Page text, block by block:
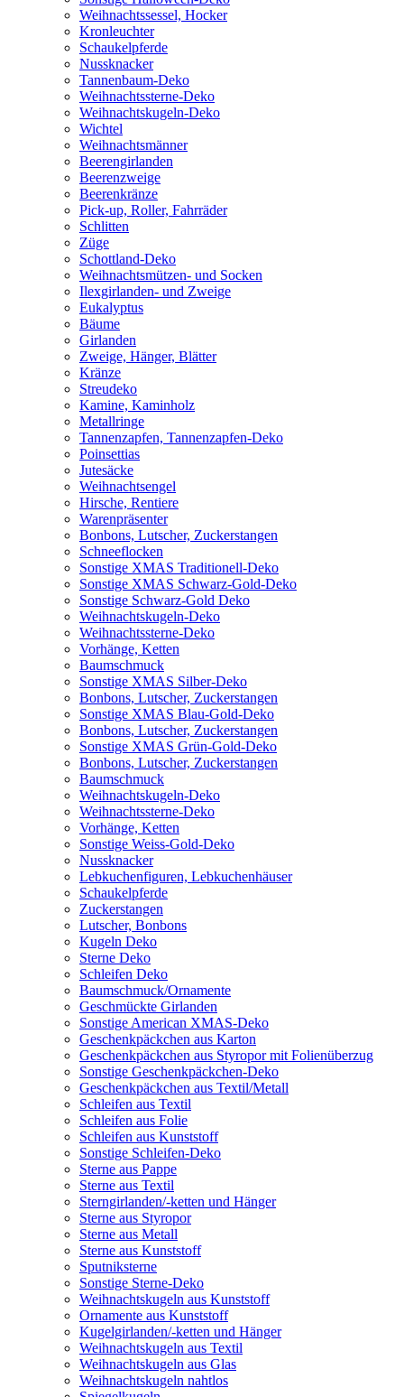
Weihnachtssessel, Hocker
Kronleuchter
Schaukelpferde
Nussknacker
Tannenbaum-Deko
Weihnachtssterne-Deko
Weihnachtskugeln-Deko
Wichtel
Weihnachtsmänner
Beerengirlanden
Beerenzweige
Beerenkränze
Pick-up, Roller, Fahrräder
Schlitten
Züge
Schottland-Deko
Weihnachtsmützen- und Socken
Ilexgirlanden- und Zweige
Eukalyptus
Bäume
Girlanden
Zweige, Hänger, Blätter
Kränze
Streudeko
Kamine, Kaminholz
Metallringe
Tannenzapfen, Tannenzapfen-Deko
Poinsettias
Jutesäcke
Weihnachtsengel
Hirsche, Rentiere
Warenpräsenter
Bonbons, Lutscher, Zuckerstangen
Schneeflocken
Sonstige XMAS Traditionell-Deko
Sonstige XMAS Schwarz-Gold-Deko
Sonstige Schwarz-Gold Deko
Weihnachtskugeln-Deko
Weihnachtssterne-Deko
Vorhänge, Ketten
Baumschmuck
Sonstige XMAS Silber-Deko
Bonbons, Lutscher, Zuckerstangen
Sonstige XMAS Blau-Gold-Deko
Bonbons, Lutscher, Zuckerstangen
Sonstige XMAS Grün-Gold-Deko
Bonbons, Lutscher, Zuckerstangen
Baumschmuck
Weihnachtskugeln-Deko
Weihnachtssterne-Deko
Vorhänge, Ketten
Sonstige Weiss-Gold-Deko
Nussknacker
Lebkuchenfiguren, Lebkuchenhäuser
Schaukelpferde
Zuckerstangen
Lutscher, Bonbons
Kugeln Deko
Sterne Deko
Schleifen Deko
Baumschmuck/Ornamente
Geschmückte Girlanden
Sonstige American XMAS-Deko
Geschenkpäckchen aus Karton
Geschenkpäckchen aus Styropor mit Folienüberzug
Sonstige Geschenkpäckchen-Deko
Geschenkpäckchen aus Textil/Metall
Schleifen aus Textil
Schleifen aus Folie
Schleifen aus Kunststoff
Sonstige Schleifen-Deko
Sterne aus Pappe
Sterne aus Textil
Sterngirlanden/-ketten und Hänger
Sterne aus Styropor
Sterne aus Metall
Sterne aus Kunststoff
Sputniksterne
Sonstige Sterne-Deko
Weihnachtskugeln aus Kunststoff
Ornamente aus Kunststoff
Kugelgirlanden/-ketten und Hänger
Weihnachtskugeln aus Textil
Weihnachtskugeln aus Glas
Weihnachtskugeln nahtlos